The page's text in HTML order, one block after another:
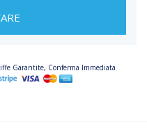
Garantite, Conferma Immediata